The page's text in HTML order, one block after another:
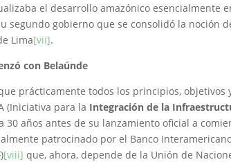
el desarrollo amazónico esencialmente
segundo gobierno que se consolidó la noción
Lima[vii].
con Belaúnde
prácticamente todos los principios,
(Iniciativa para la Integración de la
30 años antes de su lanzamiento oficial a
patrocinado por el Banco
[viii] que, ahora, depende de la Unión de